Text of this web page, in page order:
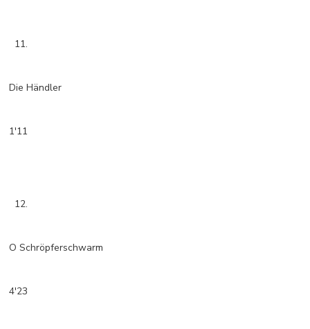
11.
Die Händler
1'11
12.
O Schröpferschwarm
4'23